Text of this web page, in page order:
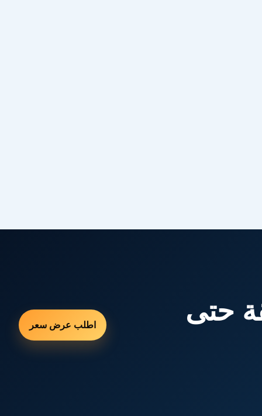
حتى اطلب عرض سعر